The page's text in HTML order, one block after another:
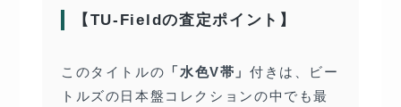
【TU-Fieldの査定ポイント】
このタイトルの 「水色V帯」 付きは、ビー
トルズの日本盤コレクションの中でも最